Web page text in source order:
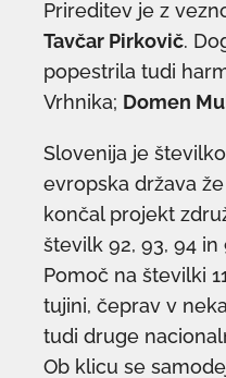
Prireditev je z
Tavčar Pirkovič.
popestrila tudi
Vrhnika; Domen
Slovenija je
evropska država
končal projekt
številk 92, 93, 94
Pomoč na številki
tujini, čeprav v
tudi druge
Ob klicu se